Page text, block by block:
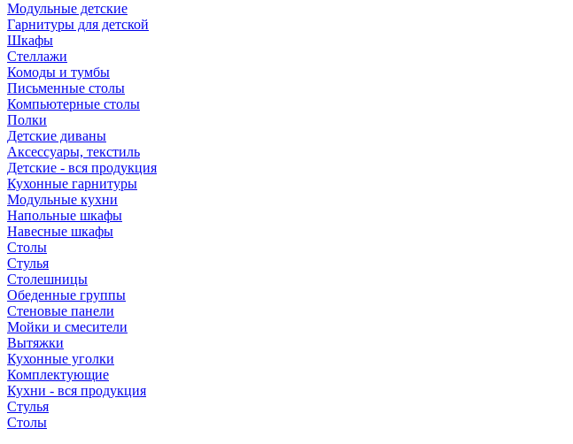
Модульные детские
Гарнитуры для детской
Шкафы
Стеллажи
Комоды и тумбы
Письменные столы
Компьютерные столы
Полки
Детские диваны
Аксессуары, текстиль
Детские - вся продукция
Кухонные гарнитуры
Модульные кухни
Напольные шкафы
Навесные шкафы
Столы
Стулья
Столешницы
Обеденные группы
Стеновые панели
Мойки и смесители
Вытяжки
Кухонные уголки
Комплектующие
Кухни - вся продукция
Стулья
Столы